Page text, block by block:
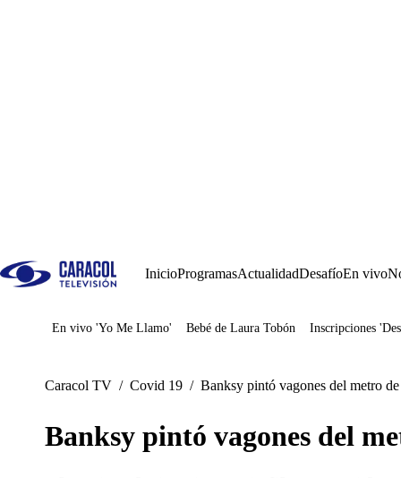
InicioProgramasActualidadDesafíoEn vivo
Juegos
En vivo 'Yo Me Llamo' Bebé de Laura Tobón Inscripciones
Caracol TV / Covid 19 / Banksy pintó vagones del metro
Banksy pintó vagones del